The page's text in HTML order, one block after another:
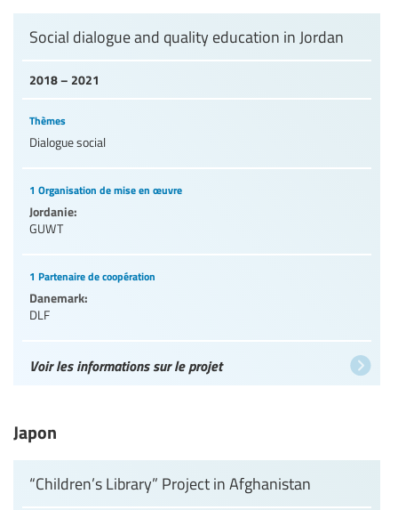
2018 – 2021
Social dialogue and quality education in Jordan
Thèmes
Dialogue social
1 Organisation de mise en œuvre
Jordanie:
GUWT
1 Partenaire de coopération
Danemark:
DLF
Voir les informations sur le projet
Japon
“Children’s Library” Project in Afghanistan